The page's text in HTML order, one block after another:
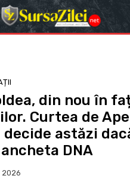
din nou în
Curtea de
astăzi
DNA
2026